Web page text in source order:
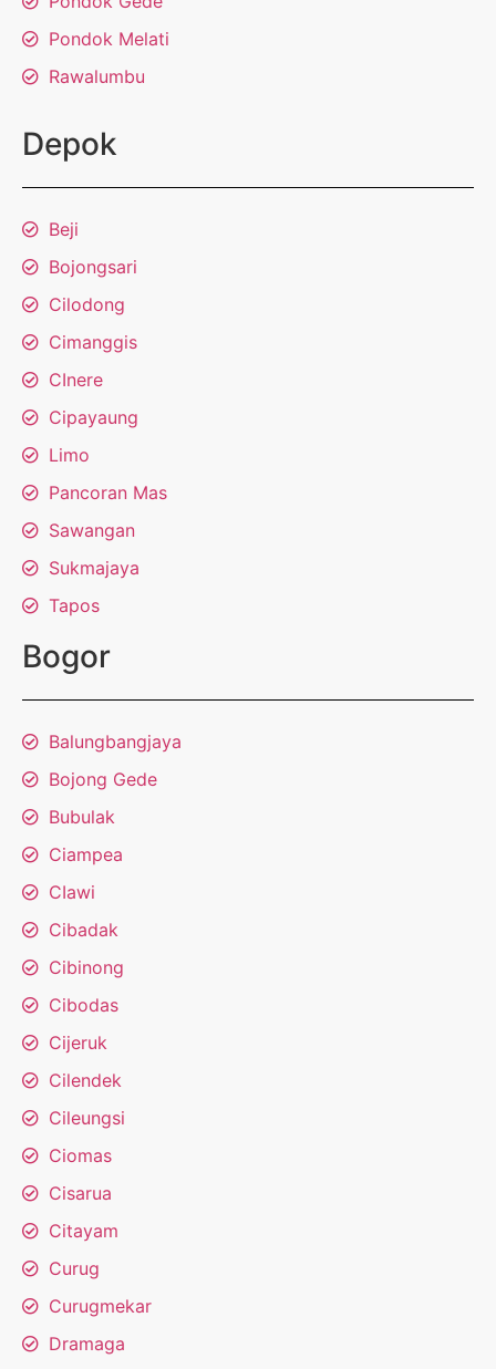
Pondok Melati
Rawalumbu
Depok
Beji
Bojongsari
Cilodong
Cimanggis
CInere
Cipayaung
Limo
Pancoran Mas
Sawangan
Sukmajaya
Tapos
Bogor
Balungbangjaya
Bojong Gede
Bubulak
Ciampea
CIawi
Cibadak
Cibinong
Cibodas
Cijeruk
Cilendek
Cileungsi
Ciomas
Cisarua
Citayam
Curug
Curugmekar
Dramaga